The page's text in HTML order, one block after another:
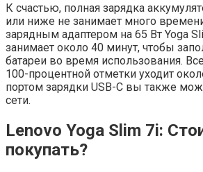
К счастью, полная зарядка
или ниже не занимает много
зарядным адаптером на 65 Вт Yoga
занимает около 40 минут, чтобы
батареи во время использования.
100-процентной отметки уходит
портом зарядки USB-C вы также
сети.
Lenovo Yoga Slim 7i:
покупать?